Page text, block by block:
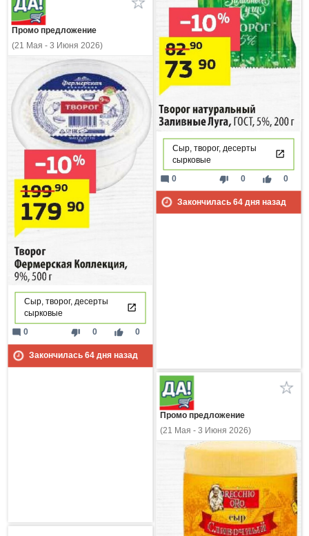
Сыр, творог, десерты
сырковые
thumb_down 0 thumb_up 0
mode_comment 0
Закончилась 64дня назад
Промо предложение
(21 Мая - 3 Июня 2026)
Сыр, творог, десерты
сырковые
thumb_down 0 thumb_up 0
mode_comment 0
Закончилась 64дня назад
Промо предложение
(21 Мая - 3 Июня 2026)